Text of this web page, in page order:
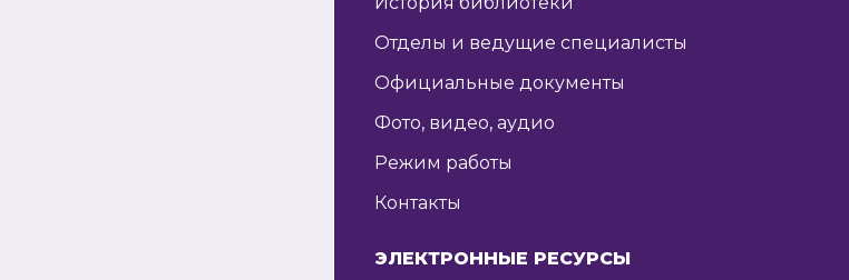
Отделы и ведущие специалисты
Официальные документы
Фото, видео, аудио
Режим работы
Контакты
ЭЛЕКТРОННЫЕ РЕСУРСЫ